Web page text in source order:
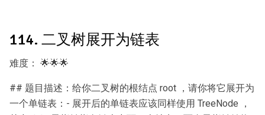
114. 二叉树展开为链表
难度： 🌟🌟🌟
## 题目描述：给你二叉树的根结点 root ，请你将它展开为
一个单链表：- 展开后的单链表应该同样使用 TreeNode ，